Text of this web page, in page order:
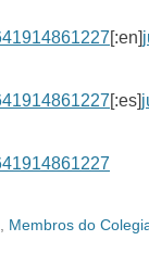
[:en]
[:es]
Membros do